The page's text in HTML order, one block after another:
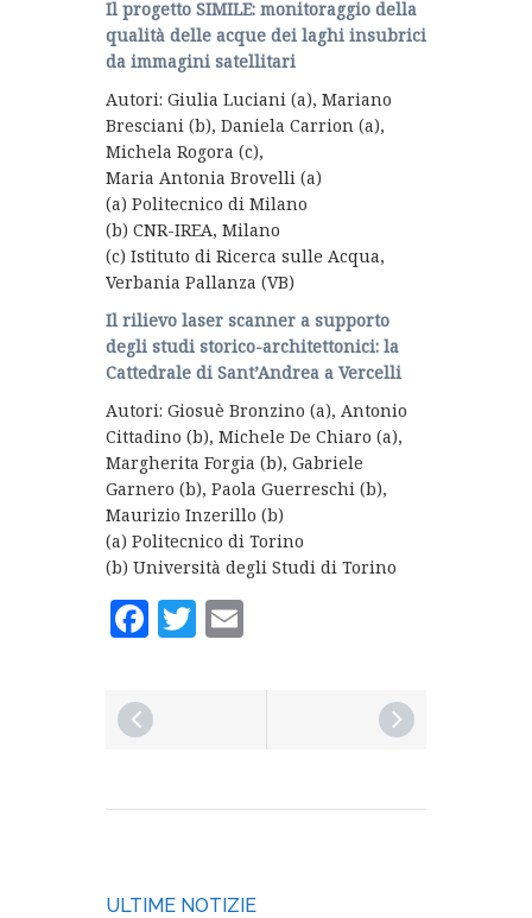
Il progetto SIMILE: monitoraggio della
qualità delle acque dei laghi insubrici
da immagini satellitari
Autori: Giulia Luciani (a), Mariano
Bresciani (b), Daniela Carrion (a),
Michela Rogora (c),
Maria Antonia Brovelli (a)
(a) Politecnico di Milano
(b) CNR-IREA, Milano
(c) Istituto di Ricerca sulle Acqua,
Verbania Pallanza (VB)
Il rilievo laser scanner a supporto
degli studi storico-architettonici: la
Cattedrale di Sant’Andrea a Vercelli
Autori: Giosuè Bronzino (a), Antonio
Cittadino (b), Michele De Chiaro (a),
Margherita Forgia (b), Gabriele
Garnero (b), Paola Guerreschi (b),
Maurizio Inzerillo (b)
(a) Politecnico di Torino
(b) Università degli Studi di Torino
Facebook
Twitter
ULTIME NOTIZIE